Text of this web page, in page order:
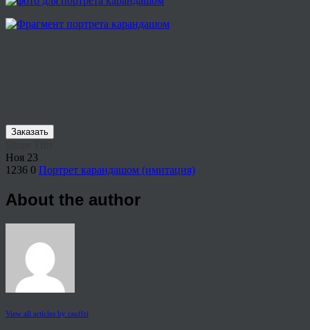
Заказать
Ноя 23
1236 0 Портрет карандашом (имитация)
About the author
View all articles by rauffri